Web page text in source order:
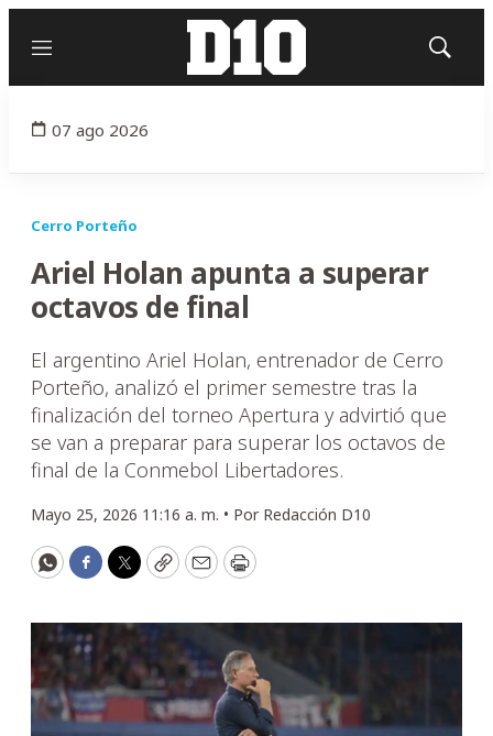
Menú
Mostrar
07 ago 2026
Cerro Porteño
Ariel Holan apunta a superar
octavos de final
El argentino Ariel Holan, entrenador de Cerro
Porteño, analizó el primer semestre tras la
finalización del torneo Apertura y advirtió que
se van a preparar para superar los octavos de
final de la Conmebol Libertadores.
Mayo 25, 2026 11:16 a. m. • Por Redacción D10
WhatsApp
Facebook
Twitter
CopyEmailPrint